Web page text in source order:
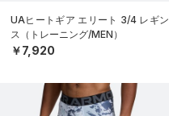
UAヒートギア エリート 3/4 レギン
ス（トレーニング/MEN）
￥7,920